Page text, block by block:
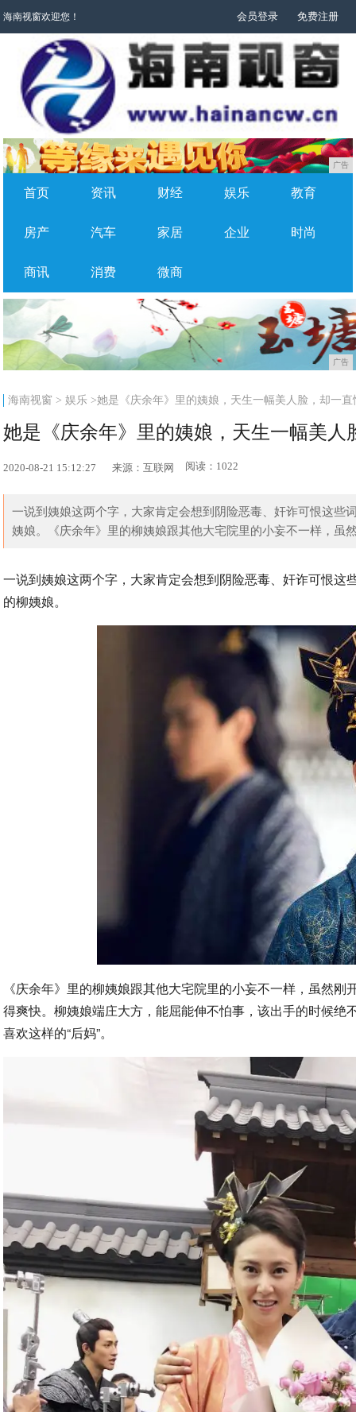
海南视窗欢迎您！ 会员登录 免费注册
广告
首页 资讯 财经 娱乐 教育
房产 汽车 家居 企业 时尚
商讯 消费 微商
广告
海南视窗 >娱乐 >她是《庆余年》里的姨娘，天生一幅美人脸，却一
她是《庆余年》里的姨娘，天生一幅美人
2020-08-21 15:12:27 来源：互联网 阅读：1022
一说到姨娘这两个字，大家肯定会想到阴险恶毒、奸诈可恨这
姨娘。《庆余年》里的柳姨娘跟其他大宅院里的小妄不一样，虽
一说到姨娘这两个字，大家肯定会想到阴险恶毒、奸诈可恨
的柳姨娘。
《庆余年》里的柳姨娘跟其他大宅院里的小妄不一样，虽然
得爽快。柳姨娘端庄大方，能屈能伸不怕事，该出手的时候
喜欢这样的“后妈”。